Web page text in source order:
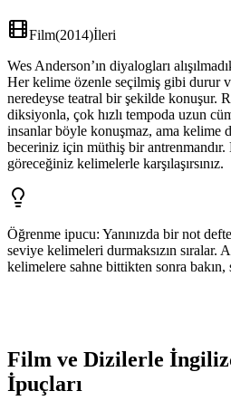
Film(2014)İleri
Wes Anderson’ın diyalogları
Her kelime özenle seçilmiş gibi durur
neredeyse teatral bir şekilde konuşur.
diksiyonla, çok hızlı tempoda uzun
insanlar böyle konuşmaz, ama kelime
beceriniz için müthiş bir
göreceğiniz kelimelerle karşılaşırsınız.
Öğrenme ipucu: Yanınızda bir not
seviye kelimeleri durmaksızın sıralar.
kelimelere sahne bittikten sonra bakın,
Film ve Dizilerle
İpuçları